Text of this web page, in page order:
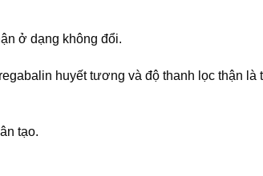
ở dạng không đổi.
huyết tương và độ thanh lọc thận là
tạo.